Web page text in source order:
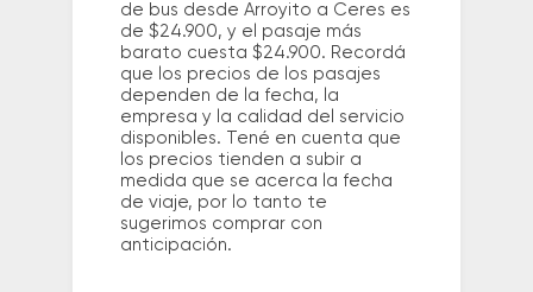
de bus desde Arroyito a Ceres es
de $24.900, y el pasaje más
barato cuesta $24.900. Recordá
que los precios de los pasajes
dependen de la fecha, la
empresa y la calidad del servicio
disponibles. Tené en cuenta que
los precios tienden a subir a
medida que se acerca la fecha
de viaje, por lo tanto te
sugerimos comprar con
anticipación.